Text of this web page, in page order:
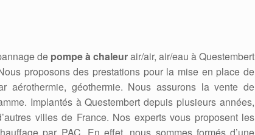
de pompe à chaleurair/air, air/eau à Questembert
proposons des prestations pour la mise en place de
aérothermie, géothermie. Nous assurons la vente de
Implantés à Questembert depuis plusieurs années,
villes de France. Nos experts vous proposent les